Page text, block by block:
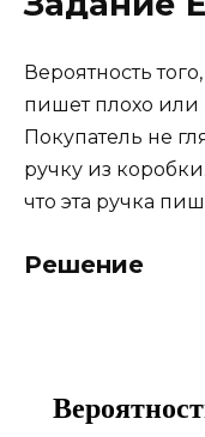
Вероятность
пишет плохо или
Покупатель не
ручку из
что эта ручка
Решение